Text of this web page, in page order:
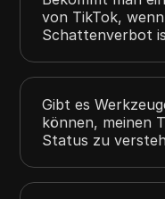
von TikTok,
Schattenverbot
Gibt es
können, meinen
Status zu